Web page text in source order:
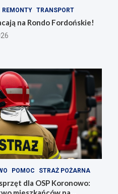
REMONTY TRANSPORT
na Rondo Fordońskie!
POMOC STRAŻ POŻARNA
dla OSP Koronowo: